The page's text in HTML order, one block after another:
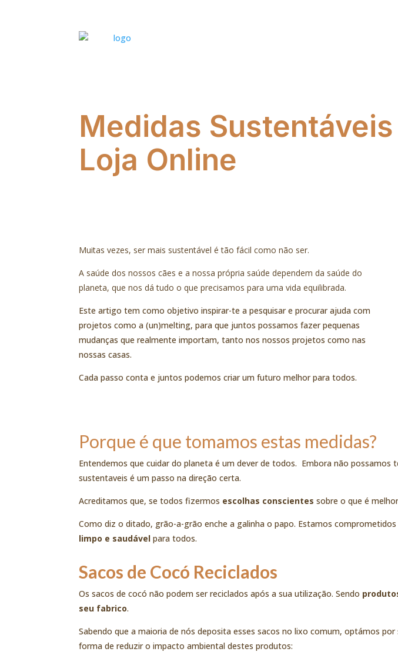
Medidas
Loja Online
Muitas vezes, ser mais sustentável é tão fácil como não ser.
A saúde dos nossos cães e a nossa própria saúde dependem da saúde do
planeta, que nos dá tudo o que precisamos para uma vida equilibrada.
Este artigo tem como objetivo inspirar-te a pesquisar e procurar ajuda com
projetos como a (un)melting, para que juntos possamos fazer pequenas
mudanças que realmente importam, tanto nos nossos projetos como nas
nossas casas.
Cada passo conta e juntos podemos criar um futuro melhor para todos.
Porque é que tomamos estas medidas?
Entendemos que cuidar do planeta é um dever de todos. Embora não possamos
sustentaveis é um passo na direção certa.
Acreditamos que, se todos fizermos escolhas conscientes sobre o que é
Como diz o ditado, grão-a-grão enche a galinha o papo. Estamos
limpo e saudável para todos.
Sacos de Cocó Reciclados
Os sacos de cocó não podem ser reciclados após a sua utilização. Sendo
seu fabrico.
Sabendo que a maioria de nós deposita esses sacos no lixo comum, optámos
forma de reduzir o impacto ambiental destes produtos: